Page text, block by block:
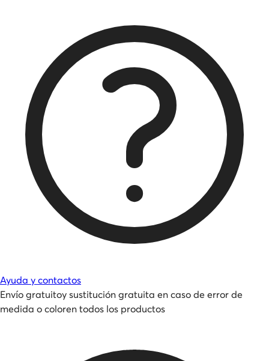
Ayuda y contactos
Envío gratuitoysustitución gratuita en caso de error de
medida o coloren todos los productos